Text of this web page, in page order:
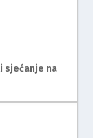
sjećanje na